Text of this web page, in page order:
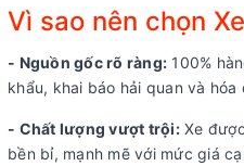
Vì sao nên chọn
- Nguồn gốc rõ ràng: 100%
khẩu, khai báo hải quan và hóa
- Chất lượng vượt trội:Xe
bền bỉ, mạnh mẽ với mức giá